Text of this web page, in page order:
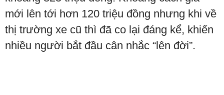
mới lên tới hơn 120 triệu đồng nhưng khi về
thị trường xe cũ thì đã co lại đáng kể, khiến
nhiều người bắt đầu cân nhắc “lên đời”.